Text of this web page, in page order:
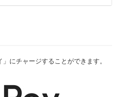
にチャージすることができます。